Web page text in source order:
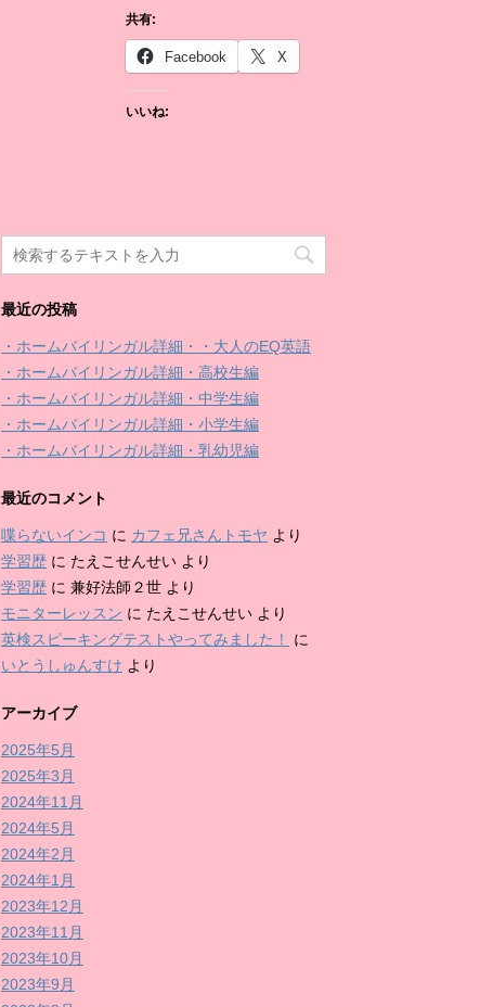
共有:
Facebook X
いいね:
最近の投稿
・ホームバイリンガル詳細・・大人のEQ英語
・ホームバイリンガル詳細・高校生編
・ホームバイリンガル詳細・中学生編
・ホームバイリンガル詳細・小学生編
・ホームバイリンガル詳細・乳幼児編
最近のコメント
喋らないインコ に カフェ兄さんトモヤ より
学習歴 に たえこせんせい より
学習歴 に 兼好法師２世 より
モニターレッスン に たえこせんせい より
英検スピーキングテストやってみました！
に
いとうしゅんすけ より
アーカイブ
2025年5月
2025年3月
2024年11月
2024年5月
2024年2月
2024年1月
2023年12月
2023年11月
2023年10月
2023年9月